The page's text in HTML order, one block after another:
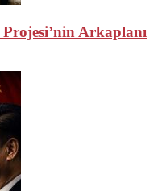
Arkaplanı